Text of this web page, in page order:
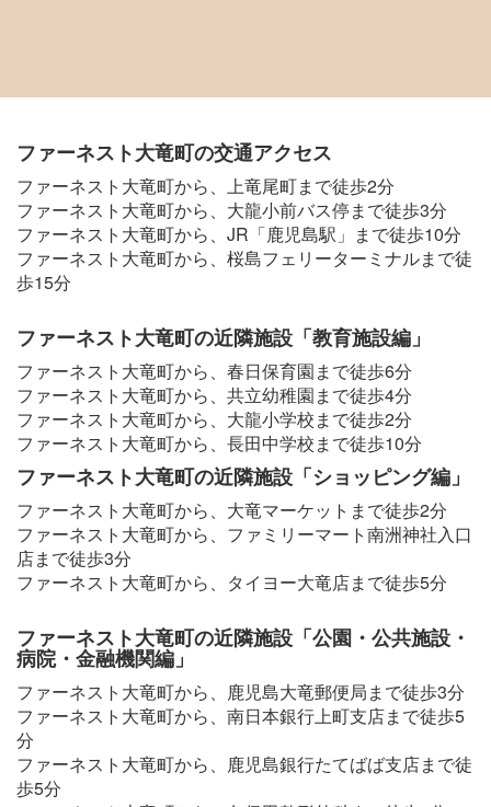
ファーネスト大竜町の交通アクセス
ファーネスト大竜町から、上竜尾町まで徒歩2分
ファーネスト大竜町から、大龍小前バス停まで徒歩3分
ファーネスト大竜町から、JR「鹿児島駅」まで徒歩10分
ファーネスト大竜町から、桜島フェリーターミナルまで徒
歩15分
ファーネスト大竜町の近隣施設「教育施設編」
ファーネスト大竜町から、春日保育園まで徒歩6分
ファーネスト大竜町から、共立幼稚園まで徒歩4分
ファーネスト大竜町から、大龍小学校まで徒歩2分
ファーネスト大竜町から、長田中学校まで徒歩10分
ファーネスト大竜町の近隣施設「ショッピング編」
ファーネスト大竜町から、大竜マーケットまで徒歩2分
ファーネスト大竜町から、ファミリーマート南洲神社入口
店まで徒歩3分
ファーネスト大竜町から、タイヨー大竜店まで徒歩5分
ファーネスト大竜町の近隣施設「公園・公共施設・
病院・金融機関編」
ファーネスト大竜町から、鹿児島大竜郵便局まで徒歩3分
ファーネスト大竜町から、南日本銀行上町支店まで徒歩5
分
ファーネスト大竜町から、鹿児島銀行たてばば支店まで徒
歩5分